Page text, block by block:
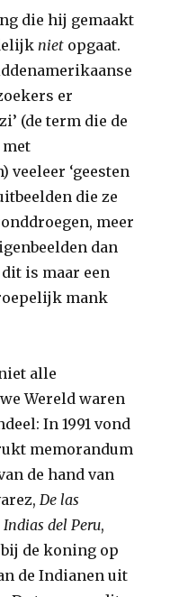
die hij gemaakt
niet opgaat.
er
(de term die de
veeleer ‘geesten
die ze
meer
dan
is maar een
mank
alle
Wereld waren
In 1991 vond
memorandum
de hand van
De las
del Peru,
de koning op
de Indianen uit